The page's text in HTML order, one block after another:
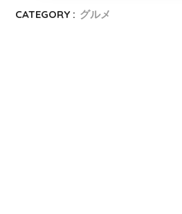
CATEGORY : グルメ